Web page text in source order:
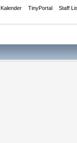
Kalender TinyPortal Staff